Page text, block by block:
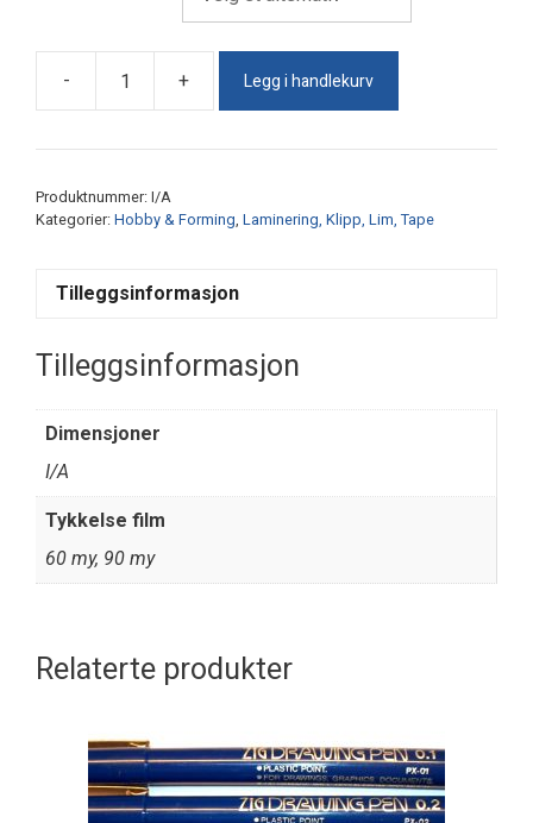
-
Kontaktpapir/Bokfilm
antall
+ Legg i handlekurv
Produktnummer: I/A
Kategorier: Hobby & Forming, Laminering, Klipp, Lim, Tape
Tilleggsinformasjon
Tilleggsinformasjon
Dimensjoner
I/A
Tykkelse film
60 my, 90 my
Relaterte produkter